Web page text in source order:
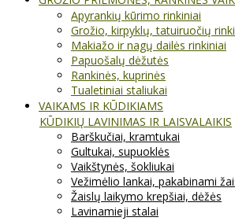
Apyrankių kūrimo rinkiniai
Grožio, kirpyklų, tatuiruočių
Makiažo ir nagų dailės rinkiniai
Papuošalų dėžutės
Rankinės, kuprinės
Tualetiniai staliukai
VAIKAMS IR KŪDIKIAMS
KŪDIKIŲ LAVINIMAS IR LAISVALAIKIS
Barškučiai, kramtukai
Gultukai, supuoklės
Vaikštynės, šokliukai
Vežimėlio lankai, pakabinami
Žaislų laikymo krepšiai, dėžės
Lavinamieji stalai